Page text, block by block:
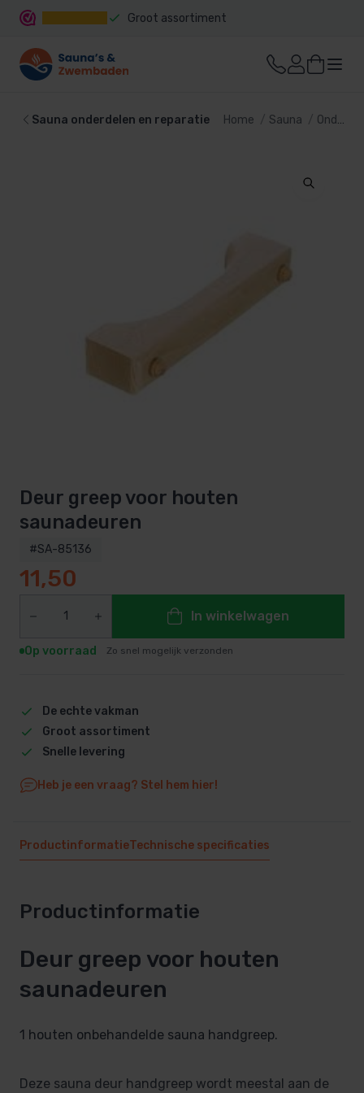
Groot assortiment
Sauna onderdelen en reparatie Home Sauna Onderdelen
Deur greep voor houten
saunadeuren
#SA-85136
11,50
In winkelwagen
Op voorraad Zo snel mogelijk verzonden
De echte vakman
Groot assortiment
Snelle levering
Heb je een vraag? Stel hem hier!
ProductinformatieTechnische specificaties
Productinformatie
Deur greep voor houten
saunadeuren
1 houten onbehandelde sauna handgreep.
Deze sauna deur handgreep wordt meestal aan de